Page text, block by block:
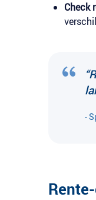
Check
-